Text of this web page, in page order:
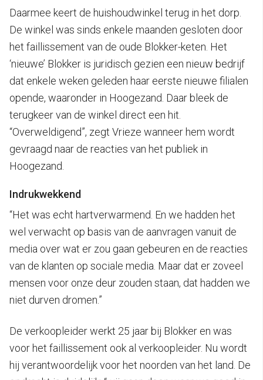
Daarmee keert de huishoudwinkel terug in het dorp.
De winkel was sinds enkele maanden gesloten door
het faillissement van de oude Blokker-keten. Het
‘nieuwe’ Blokker is juridisch gezien een nieuw bedrijf
dat enkele weken geleden haar eerste nieuwe filialen
opende, waaronder in Hoogezand. Daar bleek de
terugkeer van de winkel direct een hit.
“Overweldigend”, zegt Vrieze wanneer hem wordt
gevraagd naar de reacties van het publiek in
Hoogezand.
Indrukwekkend
“Het was echt hartverwarmend. En we hadden het
wel verwacht op basis van de aanvragen vanuit de
media over wat er zou gaan gebeuren en de reacties
van de klanten op sociale media. Maar dat er zoveel
mensen voor onze deur zouden staan, dat hadden we
niet durven dromen.”
De verkoopleider werkt 25 jaar bij Blokker en was
voor het faillissement ook al verkoopleider. Nu wordt
hij verantwoordelijk voor het noorden van het land. De